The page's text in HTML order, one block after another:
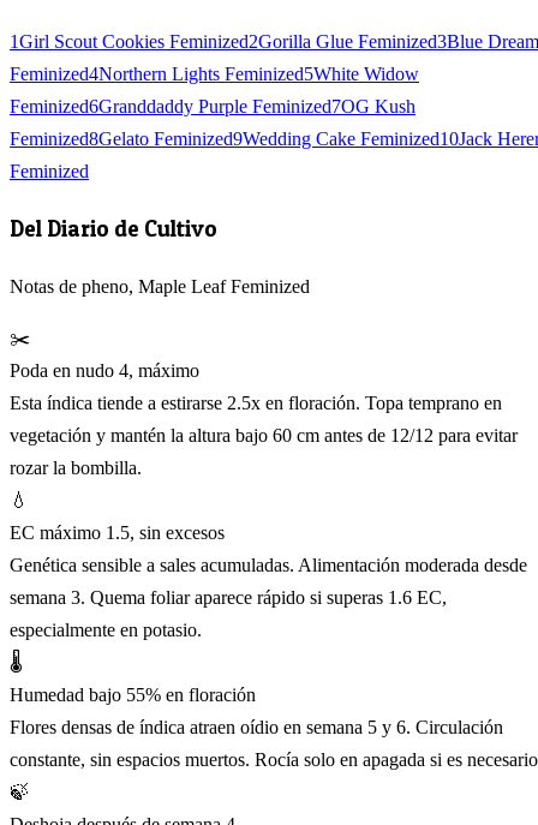
1Girl Scout Cookies Feminized2Gorilla Glue Feminized3Blue Dream
Feminized4Northern Lights Feminized5White Widow
Feminized6Granddaddy Purple Feminized7OG Kush
Feminized8Gelato Feminized9Wedding Cake Feminized10Jack
Feminized
Del Diario de Cultivo
Notas de pheno, Maple Leaf Feminized
✂️
Poda en nudo 4, máximo
Esta índica tiende a estirarse 2.5x en floración. Topa temprano en
vegetación y mantén la altura bajo 60 cm antes de 12/12 para evitar
rozar la bombilla.
💧
EC máximo 1.5, sin excesos
Genética sensible a sales acumuladas. Alimentación moderada desde
semana 3. Quema foliar aparece rápido si superas 1.6 EC,
especialmente en potasio.
🌡️
Humedad bajo 55% en floración
Flores densas de índica atraen oídio en semana 5 y 6. Circulación
constante, sin espacios muertos. Rocía solo en apagada si es
🍃